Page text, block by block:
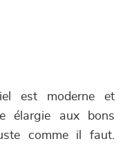
est moderne et
élargie aux bons
comme il faut.